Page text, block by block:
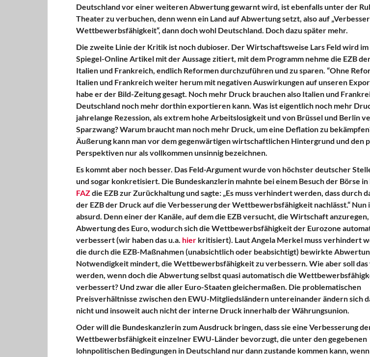
Deutschland vor einer weiteren Abwertung gewarnt wird, ist ebenfalls unter der
Theater zu verbuchen, denn wenn ein Land auf Abwertung setzt, also auf
Wettbewerbsfähigkeit“, dann doch wohl Deutschland. Doch dazu später mehr.
Die zweite Linie der Kritik ist noch dubioser. Der Wirtschaftsweise Lars Feld wird im
Spiegel-Online Artikel mit der Aussage zitiert, mit dem Programm nehme die EZB
Italien und Frankreich, endlich Reformen durchzuführen und zu sparen. “Ohne
Italien und Frankreich weiter herum mit negativen Auswirkungen auf unseren
habe er der Bild-Zeitung gesagt. Noch mehr Druck brauchen also Italien und
Deutschland noch mehr dorthin exportieren kann. Was ist eigentlich noch mehr
jahrelange Rezession, als extrem hohe Arbeitslosigkeit und von Brüssel und Berlin
Sparzwang? Warum braucht man noch mehr Druck, um eine Deflation zu
Äußerung kann man vor dem gegenwärtigen wirtschaftlichen Hintergrund und den
Perspektiven nur als vollkommen unsinnig bezeichnen.
Es kommt aber noch besser. Das Feld-Argument wurde von höchster deutscher
und sogar konkretisiert. Die Bundeskanzlerin mahnte bei einem Besuch der Börse
FAZdie EZB zur Zurückhaltung und sagte: „Es muss verhindert werden, dass durch
der EZB der Druck auf die Verbesserung der Wettbewerbsfähigkeit nachlässt.“ Nun
absurd. Denn einer der Kanäle, auf dem die EZB versucht, die Wirtschaft
Abwertung des Euro, wodurch sich die Wettbewerbsfähigkeit der Eurozone
verbessert (wir haben das u.a. hierkritisiert). Laut Angela Merkel muss verhindert
die durch die EZB-Maßnahmen (unabsichtlich oder beabsichtigt) bewirkte
Notwendigkeit mindert, die Wettbewerbsfähigkeit zu verbessern. Wie aber soll
werden, wenn doch die Abwertung selbst quasi automatisch die
verbessert? Und zwar die aller Euro-Staaten gleichermaßen. Die problematischen
Preisverhältnisse zwischen den EWU-Mitgliedsländern untereinander ändern sich
nicht und insoweit auch nicht der interne Druck innerhalb der Währungsunion.
Oder will die Bundeskanzlerin zum Ausdruck bringen, dass sie eine Verbesserung
Wettbewerbsfähigkeit einzelner EWU-Länder bevorzugt, die unter den gegebenen
lohnpolitischen Bedingungen in Deutschland nur dann zustande kommen kann,